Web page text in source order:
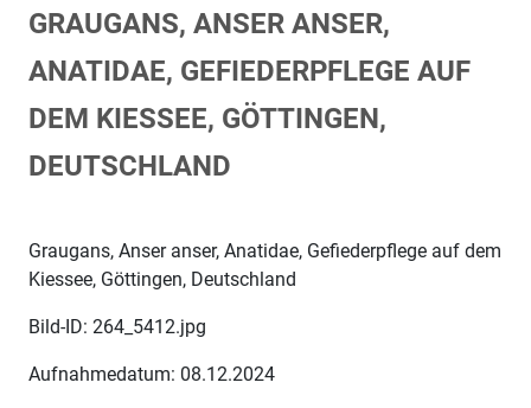
GRAUGANS, ANSER ANSER,
ANATIDAE, GEFIEDERPFLEGE AUF
DEM KIESSEE, GÖTTINGEN,
DEUTSCHLAND
Graugans, Anser anser, Anatidae, Gefiederpflege auf dem
Kiessee, Göttingen, Deutschland
Bild-ID: 264_5412.jpg
Aufnahmedatum: 08.12.2024